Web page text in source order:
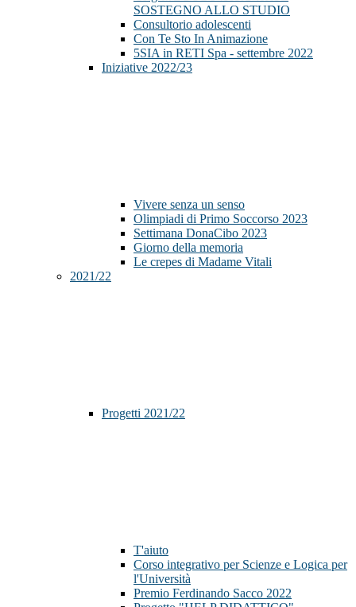
SOSTEGNO ALLO STUDIO
Consultorio adolescenti
Con Te Sto In Animazione
5SIA in RETI Spa - settembre 2022
Iniziative 2022/23
Vivere senza un senso
Olimpiadi di Primo Soccorso 2023
Settimana DonaCibo 2023
Giorno della memoria
Le crepes di Madame Vitali
2021/22
Progetti 2021/22
T'aiuto
Corso integrativo per Scienze e Logica per
l'Università
Premio Ferdinando Sacco 2022